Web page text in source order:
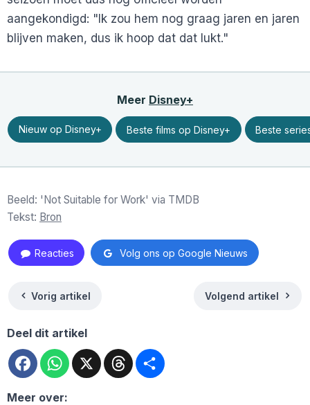
aangekondigd: "Ik zou hem nog graag jaren en jaren
blijven maken, dus ik hoop dat dat lukt."
Meer Disney+
Nieuw op Disney+ Beste films op Disney+ Beste
Beeld: 'Not Suitable for Work' via TMDB
Tekst: Bron
Reacties Volg ons op Google Nieuws
Vorig artikel Volgend artikel
Deel dit artikel
FacebookWhatsApp
X Threads
Meer over: